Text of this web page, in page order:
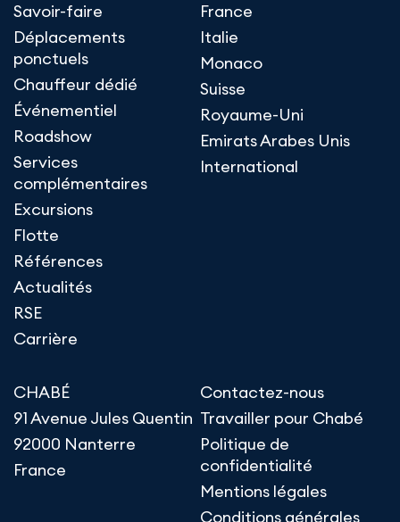
Savoir-faire
Déplacements
ponctuels
Chauffeur dédié
Événementiel
Roadshow
Services
complémentaires
Excursions
Flotte
Références
Actualités
RSE
Carrière
France
Italie
Monaco
Suisse
Royaume-Uni
Emirats Arabes Unis
International
CHABÉ
91 Avenue Jules Quentin
92000 Nanterre
France
Contactez-nous
Travailler pour Chabé
Politique de
confidentialité
Mentions légales
Conditions générales